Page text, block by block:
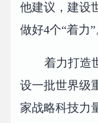
他建议，建设
做好4个“着力”
着力打造
设一批世界级
家战略科技力